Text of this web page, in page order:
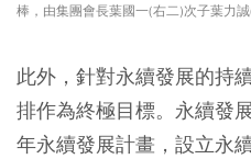
棒，由集團會長葉國一(右二)次子葉力誠
此外，針對永續發展的持
排作為終極目標。永續發
年永續發展計畫，設立永